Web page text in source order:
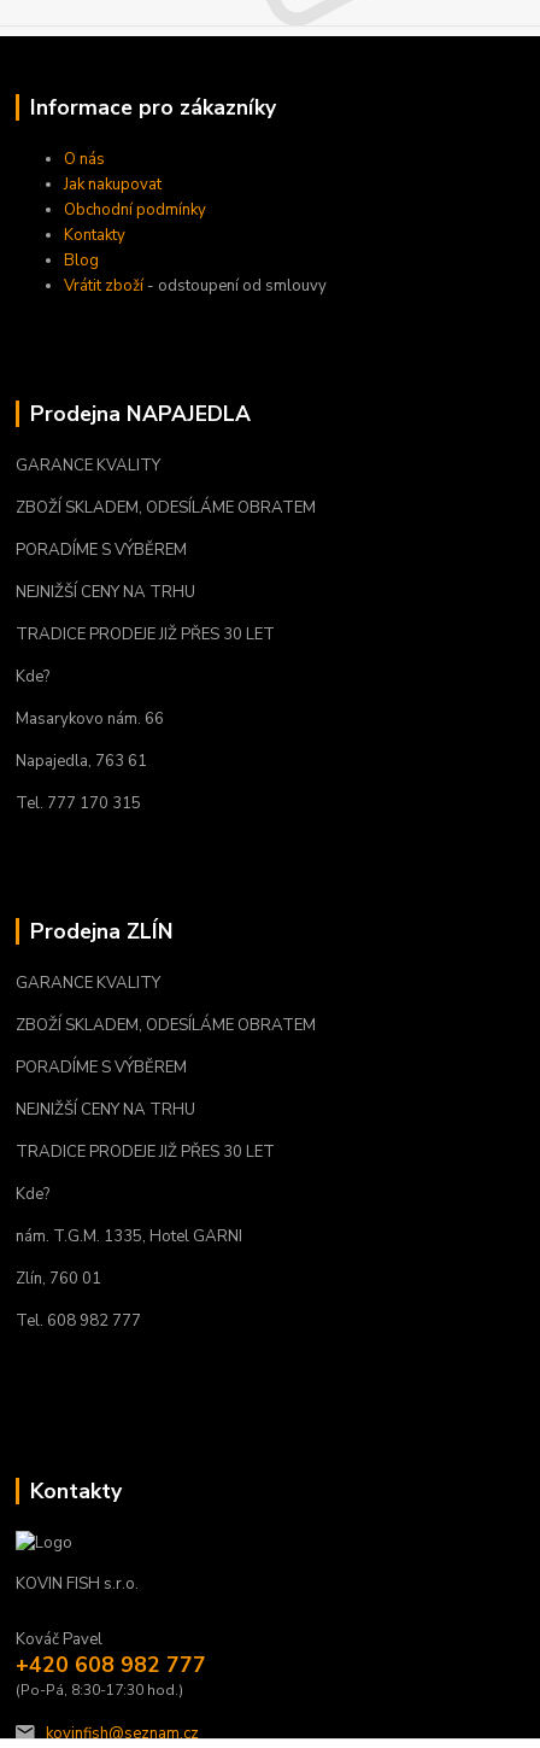
Informace pro zákazníky
O nás
Jak nakupovat
Obchodní podmínky
Kontakty
Blog
Vrátit zboží - odstoupení od smlouvy
Prodejna NAPAJEDLA
GARANCE KVALITY
ZBOŽÍ SKLADEM, ODESÍLÁME OBRATEM
PORADÍME S VÝBĚREM
NEJNIŽŠÍ CENY NA TRHU
TRADICE PRODEJE JIŽ PŘES 30 LET
Kde?
Masarykovo nám. 66
Napajedla, 763 61
Tel. 777 170 315
Prodejna ZLÍN
GARANCE KVALITY
ZBOŽÍ SKLADEM, ODESÍLÁME OBRATEM
PORADÍME S VÝBĚREM
NEJNIŽŠÍ CENY NA TRHU
TRADICE PRODEJE JIŽ PŘES 30 LET
Kde?
nám. T.G.M. 1335, Hotel GARNI
Zlín, 760 01
Tel. 608 982 777
Kontakty
KOVIN FISH s.r.o.
Kováč Pavel
+420 608 982 777
(Po-Pá, 8:30-17:30 hod.)
kovinfish@seznam.cz